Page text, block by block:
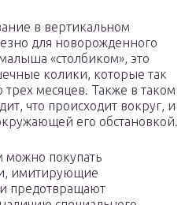
в вертикальном
для новорожденного
«столбиком», это
колики, которые так
трех месяцев. Также в таком
что происходит вокруг, и
его обстановкой.
можно покупать
имитирующие
предотвращают